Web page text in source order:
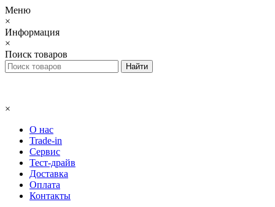
Меню
×
Информация
×
Поиск товаров
×
О нас
Trade-in
Сервис
Тест-драйв
Доставка
Оплата
Контакты